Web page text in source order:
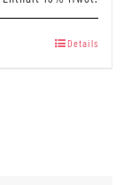
Details